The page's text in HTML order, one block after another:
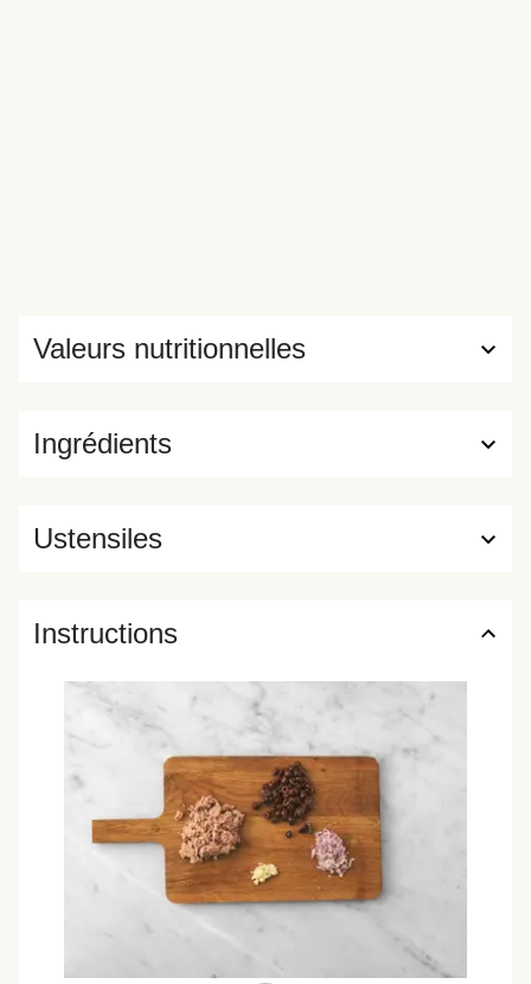
Ingrédients
Valeurs nutritionnelles
Ustensiles
Instructions